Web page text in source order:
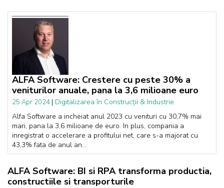
ALFA Software: Crestere cu peste 30% a
veniturilor anuale, pana la 3,6 milioane euro
25 Apr 2024 | Digitalizarea în Construcții & Industrie
Alfa Software a incheiat anul 2023 cu venituri cu 30,7% mai
mari, pana la 3,6 milioane de euro. In plus, compania a
inregistrat o accelerare a profitului net, care s-a majorat cu
43,3% fata de anul an...
ALFA Software: BI si RPA transforma productia,
constructiile si transporturile